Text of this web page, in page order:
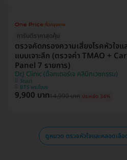
การันตีราคาสุดคุ้ม
ตรวจคัดกรองความเสี่ยงโรคหัวใจแ
แบบเจาะลึก (ตรวจค่า TMAO +
Panel 7 รายการ)
Dr.J Clinic (ด๊อกเตอร์เจ คลินิกเวชกรรม)
วัฒนา
BTS พระโขนง
9,900 บาท14,990 บาท ประหยัด 34%
ดูหมวด ตรวจหัวใจและหลอดเ